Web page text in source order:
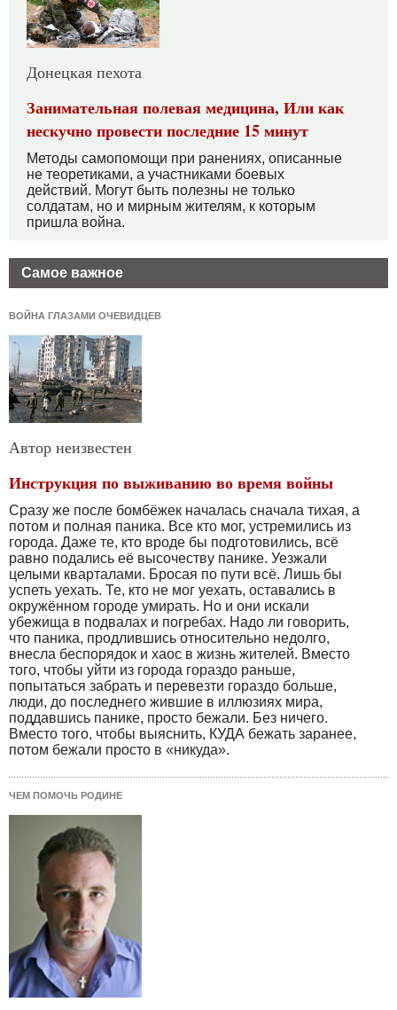
Самое важное
ВОЙНА ГЛАЗАМИ ОЧЕВИДЦЕВ
Автор неизвестен
Инструкция по выживанию во время войны
Сразу же после бомбёжек началась сначала тихая, а
потом и полная паника. Все кто мог, устремились из
города. Даже те, кто вроде бы подготовились, всё
равно подались её высочеству панике. Уезжали
целыми кварталами. Бросая по пути всё. Лишь бы
успеть уехать. Те, кто не мог уехать, оставались в
окружённом городе умирать. Но и они искали
убежища в подвалах и погребах. Надо ли говорить,
что паника, продлившись относительно недолго,
внесла беспорядок и хаос в жизнь жителей. Вместо
того, чтобы уйти из города гораздо раньше,
попытаться забрать и перевезти гораздо больше,
люди, до последнего жившие в иллюзиях мира,
поддавшись панике, просто бежали. Без ничего.
Вместо того, чтобы выяснить, КУДА бежать заранее,
потом бежали просто в «никуда».
ЧЕМ ПОМОЧЬ РОДИНЕ
Донецкая пехота
Занимательная полевая медицина, Или как
нескучно провести последние 15 минут
Методы самопомощи при ранениях, описанные
не теоретиками, а участниками боевых
действий. Могут быть полезны не только
солдатам, но и мирным жителям, к которым
пришла война.